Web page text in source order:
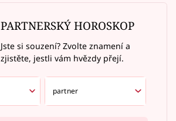
PARTNERSKÝ HOROSKOP
Jste si souzení? Zvolte znamení a
zjistěte, jestli vám hvězdy přejí.